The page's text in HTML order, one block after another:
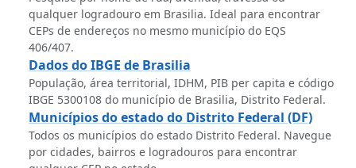
qualquer logradouro em Brasilia. Ideal para encontrar
CEPs de endereços no mesmo município do EQS
406/407.
Dados do IBGE de Brasilia
População, área territorial, IDHM, PIB per capita e código
IBGE 5300108 do município de Brasilia, Distrito Federal.
Municípios do estado do Distrito Federal (DF)
Todos os municípios do estado Distrito Federal. Navegue
por cidades, bairros e logradouros para encontrar